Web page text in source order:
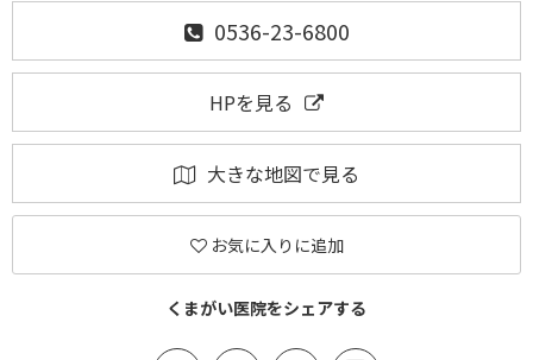
0536-23-6800
HPを見る
大きな地図で見る
お気に入りに追加
くまがい医院をシェアする